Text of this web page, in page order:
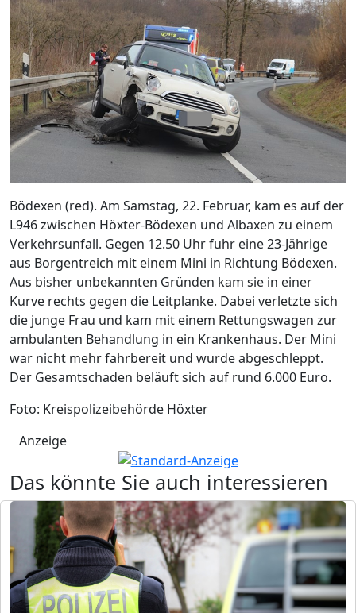
Bödexen (red). Am Samstag, 22. Februar, kam es auf der
L946 zwischen Höxter-Bödexen und Albaxen zu einem
Verkehrsunfall. Gegen 12.50 Uhr fuhr eine 23-Jährige
aus Borgentreich mit einem Mini in Richtung Bödexen.
Aus bisher unbekannten Gründen kam sie in einer
Kurve rechts gegen die Leitplanke. Dabei verletzte sich
die junge Frau und kam mit einem Rettungswagen zur
ambulanten Behandlung in ein Krankenhaus. Der Mini
war nicht mehr fahrbereit und wurde abgeschleppt.
Der Gesamtschaden beläuft sich auf rund 6.000 Euro.
Foto: Kreispolizeibehörde Höxter
Anzeige
Das könnte Sie auch interessieren